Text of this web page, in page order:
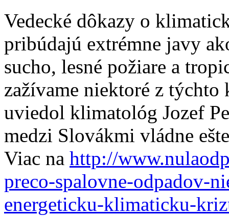
Vedecké dôkazy o
pribúdajú extrémne javy
sucho, lesné požiare a
zažívame niektoré z
uviedol klimatológ Jozef
medzi Slovákmi vládne
Viac na http://
preco-spalovne-odpadov-
energeticku-klimaticku-